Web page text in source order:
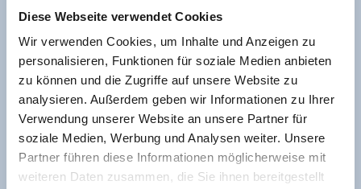
Diese Webseite verwendet Cookies
Wir verwenden Cookies, um Inhalte und Anzeigen zu
personalisieren, Funktionen für soziale Medien anbieten
zu können und die Zugriffe auf unsere Website zu
analysieren. Außerdem geben wir Informationen zu Ihrer
Verwendung unserer Website an unsere Partner für
soziale Medien, Werbung und Analysen weiter. Unsere
Partner führen diese Informationen möglicherweise mit
weiteren Daten zusammen, die Sie ihnen bereitgestellt